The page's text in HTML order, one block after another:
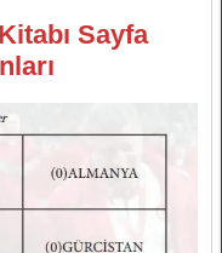
Sayfa